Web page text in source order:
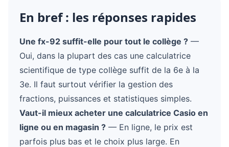
En bref : les réponses rapides
Une fx-92 suffit-elle pour tout le collège ? —
Oui, dans la plupart des cas une calculatrice
scientifique de type collège suffit de la 6e à la
3e. Il faut surtout vérifier la gestion des
fractions, puissances et statistiques simples.
Vaut-il mieux acheter une calculatrice Casio en
ligne ou en magasin ? — En ligne, le prix est
parfois plus bas et le choix plus large. En